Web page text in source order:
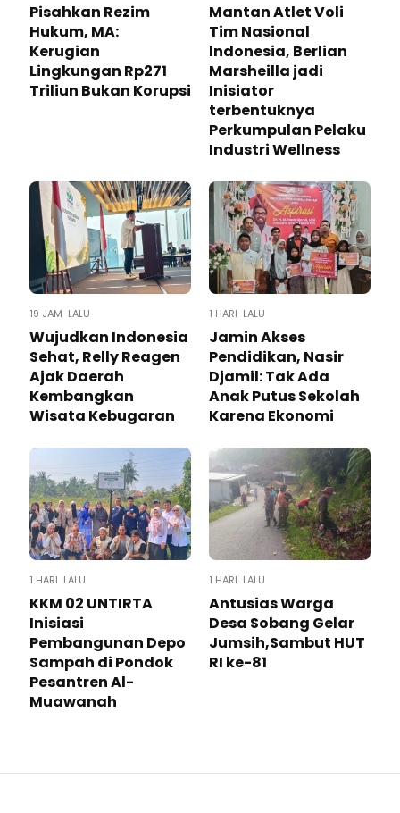
Pisahkan Rezim
Hukum, MA:
Kerugian
Lingkungan Rp271
Triliun Bukan Korupsi
Mantan Atlet Voli
Tim Nasional
Indonesia, Berlian
Marsheilla jadi
Inisiator
terbentuknya
Perkumpulan Pelaku
Industri Wellness
19 JAM LALU
Wujudkan Indonesia
Sehat, Relly Reagen
Ajak Daerah
Kembangkan
Wisata Kebugaran
1 HARI LALU
Jamin Akses
Pendidikan, Nasir
Djamil: Tak Ada
Anak Putus Sekolah
Karena Ekonomi
1 HARI LALU
KKM 02 UNTIRTA
Inisiasi
Pembangunan Depo
Sampah di Pondok
Pesantren Al-
Muawanah
1 HARI LALU
Antusias Warga
Desa Sobang Gelar
Jumsih,Sambut HUT
RI ke-81